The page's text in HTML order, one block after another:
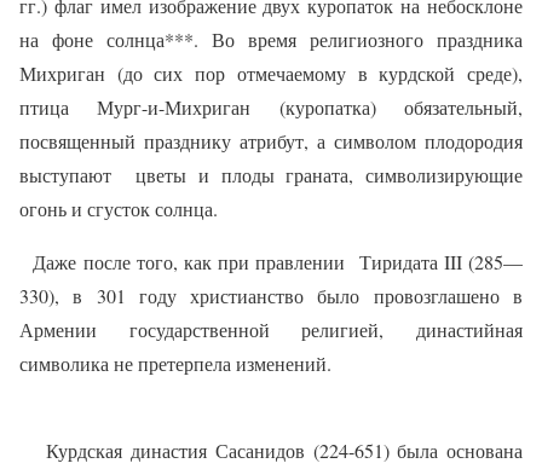
гг.) флаг имел изображение двух куропаток на небосклоне
на фоне солнца***. Во время религиозного праздника
Михриган (до сих пор отмечаемому в курдской среде),
птица Мург-и-Михриган (куропатка)
обязательный,
посвященный празднику атрибут, а символом плодородия
выступают
цветы и плоды граната, символизирующие
огонь и сгусток солнца.
Даже после того, как при правлении
Тиридата III (285—
330), в 301 году христианство было провозглашено в
Армении государственной религией, династийная
символика не претерпела изменений.
Курдская династия Сасанидов (224-651) была основана